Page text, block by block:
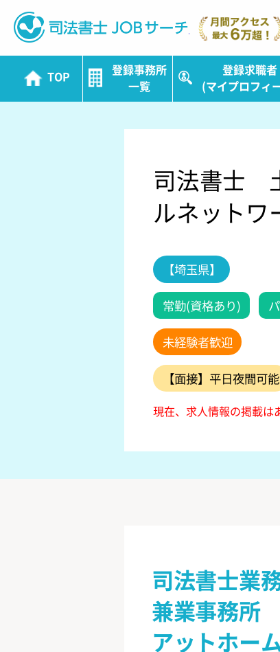
司法書士
TOP
登録事務所
一覧
登録求職者
(マイプロフィ
司法書士
ルネットワ
【埼玉県】
常勤(資格あり)
未経験者歓迎
【面接】平日夜間可能
現在、求人情報の掲載は
司法書士業
兼業事務所
アットホー